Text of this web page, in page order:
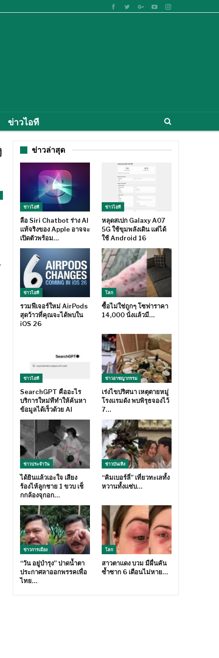
ข่าวไอที
ข่าวล่าสุด
ข่าวไอที
ลือ Siri Chatbot ร่าง AI
แท้จริงของ Apple อาจจะ
เปิดตัวพร้อม…
ข่าวไอที
หลุดสเปก Galaxy A07
5G ใช้ขุมพลังเดิน แต่ได้
ใช้ Android 16
ข่าวไอที
รวมฟีเจอร์ใหม่ AirPods
สุดว้าวที่คุณจะได้พบใน
iOS 26
โลก
ซื้อไม่ใช่ถูกๆ โซฟาราคา
14,000 นั่งแล้วมี…
ข่าวไอที
SearchGPT คืออะไร
บริการใหม่ทีทำให้ค้นหา
ข้อมูลได้เร็วด้วย AI
ข่าวอาชญากรรม
เร่งไขปริศนา เหตุตายหมู่
โรงแรมดัง พบพิรุธจองไว้
7…
ข่าวประจำวัน
ได้ยินแล้วเอะใจ เสียง
ร้องไห้ลูกชาย 1 ขวบ เช็
กกล้องจุกอก…
ข่าวบันเทิง
“คิมเบอร์ลี่” เที่ยวทะเลทั้ง
หวานทั้งแซ่บ…
ข่าวการเมือง
“วัน อยู่บำรุง” ปาดน้ำตา
ประกาศลาออกพรรคเพื่อ
ไทย…
โลก
สาวตาแดง บวม มีผื่นคัน
ซ้ำซาก 6 เดือนไม่หาย…